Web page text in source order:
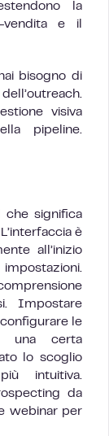
la
vendita e il
bisogno di
visiva
pipeline.
che significa
è
all’inizio
Impostare
le
una certa
lo scoglio
intuitiva.
da
webinar per